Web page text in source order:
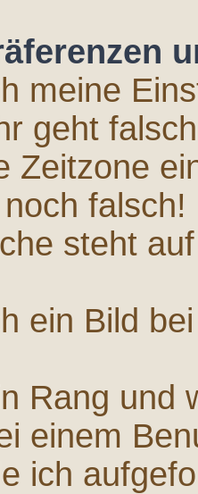
meine
geht
Zeitzone
falsch!
steht
ein Bild
Rang und
einem
ich